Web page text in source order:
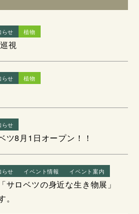
らせ 植物
視
らせ 植物
らせ
ツ8月1日オープン！！
らせ イベント情報 イベント案内
サロベツの身近な生き物展」